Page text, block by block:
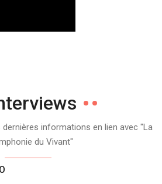
informations en lien avec "La
du Vivant"